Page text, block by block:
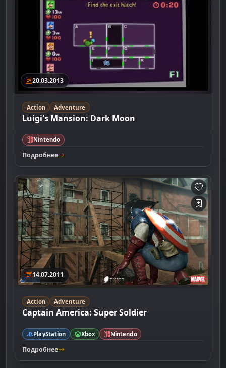
20.03.2013
Action Adventure
Luigi's Mansion: Dark Moon
Nintendo
Подробнее
14.07.2011
Action Adventure
Captain America: Super Soldier
PlayStation Xbox Nintendo
Подробнее